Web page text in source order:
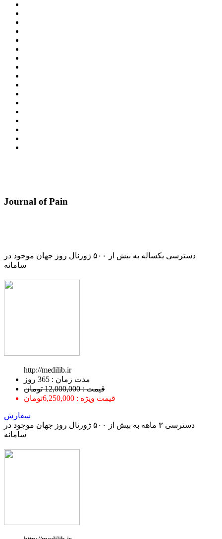
Journal of Pain
دسترسی یکساله به بیش از ۵۰۰ ژورنال روز جهان موجود در
سامانه
http://medilib.ir
ﻣﺪﺕ ﺯﻣﺎﻥ : 365 ﺭﻭﺯ
قیمت : 12,000,000 تومان
قیمت ویژه : 6,250,000تومان
سفارش
دسترسی ۳ ماهه به بیش از ۵۰۰ ژورنال روز جهان موجود در
سامانه